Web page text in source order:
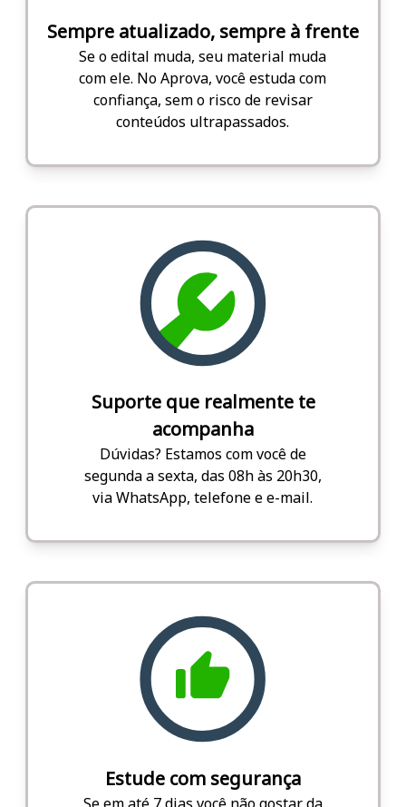
Sempre atualizado, sempre à frente
Se o edital muda, seu material muda
com ele. No Aprova, você estuda com
confiança, sem o risco de revisar
conteúdos ultrapassados.
Suporte que realmente te
acompanha
Dúvidas? Estamos com você de
segunda a sexta, das 08h às 20h30,
via WhatsApp, telefone e e-mail.
Estude com segurança